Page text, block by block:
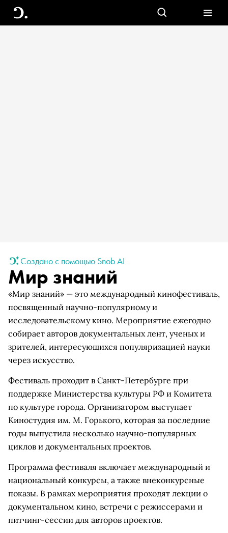
Создано с помощью Snob AI
Мир знаний
«Мир знаний» — это международный кинофестиваль,
посвященный научно-популярному и
исследовательскому кино. Мероприятие ежегодно
собирает авторов документальных лент, ученых и
зрителей, интересующихся популяризацией науки
через искусство.
Фестиваль проходит в Санкт-Петербурге при
поддержке Министерства культуры РФ и Комитета
по культуре города. Организатором выступает
Киностудия им. М. Горького, которая за последние
годы выпустила несколько научно-популярных
циклов и документальных проектов.
Программа фестиваля включает международный и
национальный конкурсы, а также внеконкурсные
показы. В рамках мероприятия проходят лекции о
документальном кино, встречи с режиссерами и
питчинг-сессии для авторов проектов.